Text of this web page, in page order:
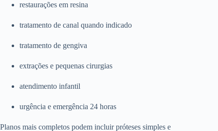
restaurações em resina
tratamento de canal quando indicado
tratamento de gengiva
extrações e pequenas cirurgias
atendimento infantil
urgência e emergência 24 horas
Planos mais completos podem incluir próteses simples e